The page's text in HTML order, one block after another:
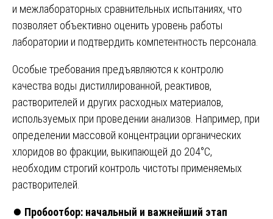
и межлабораторных сравнительных испытаниях, что
позволяет объективно оценить уровень работы
лаборатории и подтвердить компетентность персонала.
Особые требования предъявляются к контролю
качества воды дистиллированной, реактивов,
растворителей и других расходных материалов,
используемых при проведении анализов. Например, при
определении массовой концентрации органических
хлоридов во фракции, выкипающей до 204°С,
необходим строгий контроль чистоты применяемых
растворителей.
⏺️ Пробоотбор: начальный и важнейший этап